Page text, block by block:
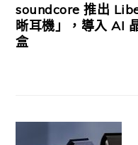
soundcore 推出
晰耳機」，導入 AI
盒